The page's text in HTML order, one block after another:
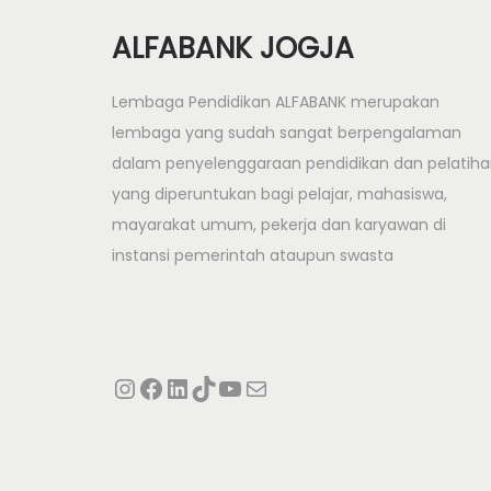
ALFABANK JOGJA
Lembaga Pendidikan ALFABANK merupakan
lembaga yang sudah sangat berpengalaman
dalam penyelenggaraan pendidikan dan
yang diperuntukan bagi pelajar, mahasiswa,
mayarakat umum, pekerja dan karyawan di
instansi pemerintah ataupun swasta
InstagramFacebook LinkedIn TikTok YouTube Mail